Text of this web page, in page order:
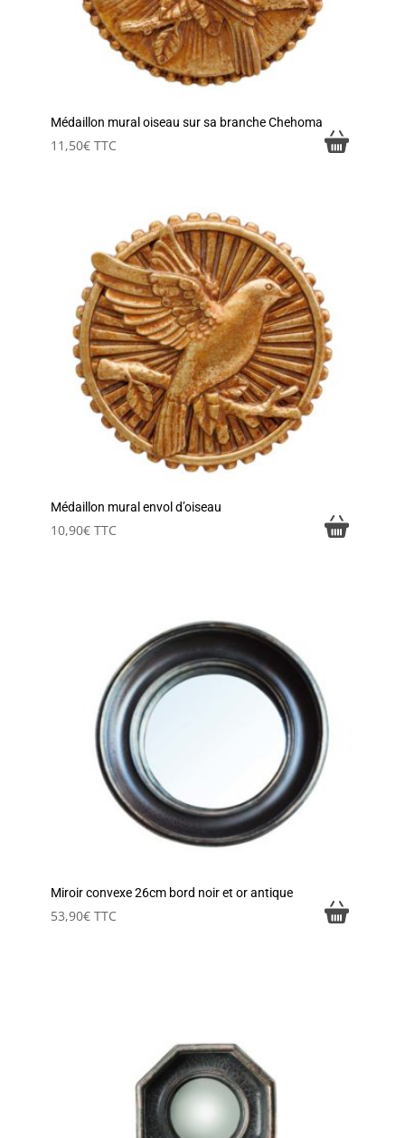
Médaillon mural oiseau sur sa branche Chehoma
11,50€ TTC
Médaillon mural envol d’oiseau
10,90€ TTC
Miroir convexe 26cm bord noir et or antique
53,90€ TTC